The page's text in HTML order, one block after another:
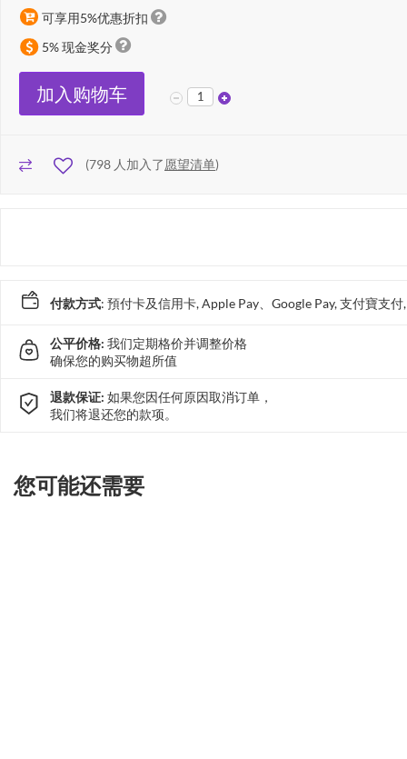
可享用5%优惠折扣
5% 现金奖分
加入购物车
(798 人加入了愿望清单)
付款方式: 預付卡及信用卡, Apple Pay、Google Pay, 支付寶支
公平价格: 我们定期格价并调整价格
确保您的购买物超所值
退款保证: 如果您因任何原因取消订单，
我们将退还您的款项。
您可能还需要